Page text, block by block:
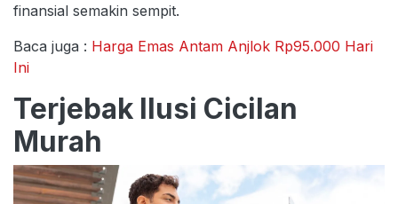
finansial semakin sempit.
Baca juga : Harga Emas Antam Anjlok Rp95.000 Hari
Ini
Terjebak Ilusi Cicilan
Murah